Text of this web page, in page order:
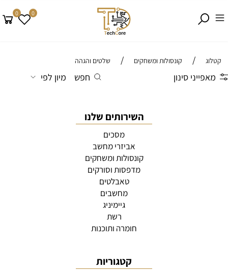
0 0
קטלוג / קונסולות ומשחקים / שלטים והגהה
מאפייני סינון חפש מיון לפי
השירותים שלנו
מסכים
אביזרי מחשב
קונסולות ומשחקים
מדפסות וסורקים
טאבלטים
מחשבים
גיימיניג
רשת
חומרה ותוכנות
קטגוריות